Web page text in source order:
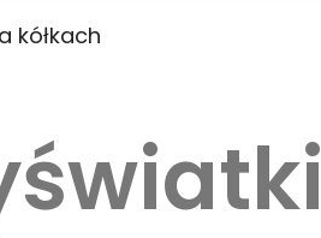
kółkach